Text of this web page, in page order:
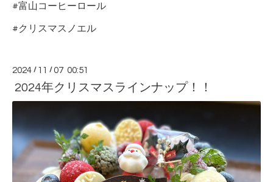
#富山コーヒーロール
#クリスマスノエル
2024 / 11 /07 00:51
2024年クリスマスラインナップ！！